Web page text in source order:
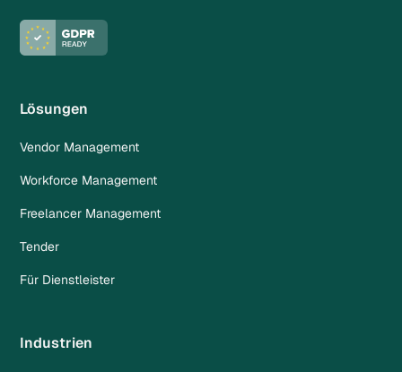
Lösungen
Vendor Management
Workforce Management
Freelancer Management
Tender
Für Dienstleister
Industrien